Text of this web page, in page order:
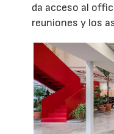
da acceso al
reuniones y los